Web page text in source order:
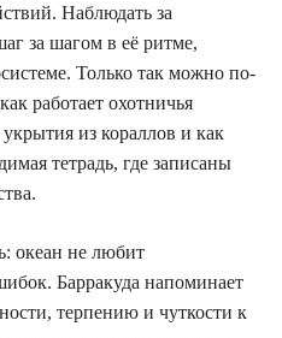
Наблюдать за
за шагом в её ритме,
Только так можно по-
работает охотничья
из кораллов и как
тетрадь, где записаны
океан не любит
Барракуда напоминает
терпению и чуткости к